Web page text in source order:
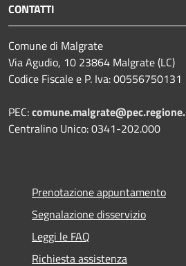
CONTATTI
Comune di Malgrate
Via Agudio, 10 23864 Malgrate (LC)
Codice Fiscale e P. Iva: 00556750131
PEC:
Centralino Unico: 0341-202.000
Prenotazione appuntamento
Segnalazione disservizio
Leggi le FAQ
Richiesta assistenza